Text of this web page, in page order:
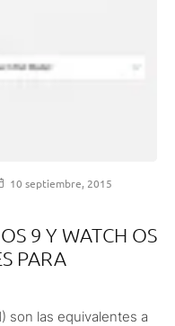
10 septiembre, 2015
9 Y WATCH OS
PARA
son las equivalentes a